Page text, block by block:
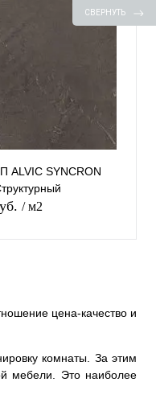
в 1 клик
ALVIC SYNCRON
/ м2
в 1 клик
цена-качество и
комнаты. За этим
мебели. Это наиболее
СВЕРНУТЬ